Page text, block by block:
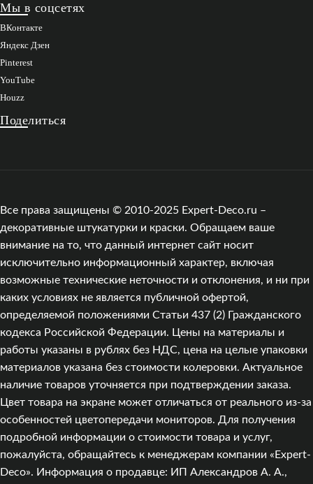
Мы в соцсетях
ВКонтакте
Яндекс Дзен
Pinterest
YouTube
Houzz
Поделиться
Все права защищены © 2010-2025 Expert-Deco.ru –
декоративные штукатурки и краски. Обращаем ваше
внимание на то, что данный интернет сайт носит
исключительно информационный характер, включая
возможные технические неточности и отклонения, и ни при
каких условиях не является публичной офертой,
определяемой положениями Статьи 437 (2) Гражданского
кодекса Российской Федерации. Цены на материалы и
работы указаны в рублях без НДС, цена на целые упаковки
материалов указана без стоимости колеровки. Актуальное
наличие товаров уточняется при подтверждении заказа.
Цвет товара на экране может отличаться от реального из‑за
особенностей цветопередачи мониторов. Для получения
подробной информации о стоимости товара и услуг,
пожалуйста, обращайтесь к менеджерам компании «Expert-
Deco». Информация о продавце: ИП Александров А. А.,